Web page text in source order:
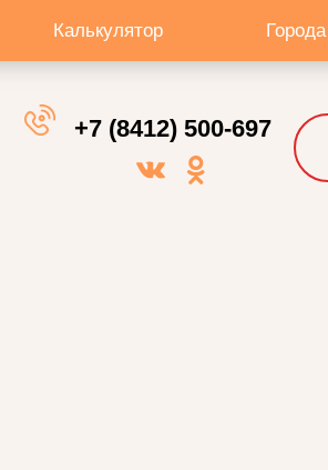
Калькулятор Города
+7 (8412) 500-697